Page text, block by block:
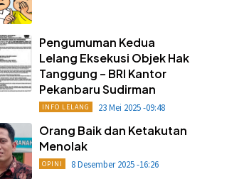
Pengumuman Kedua
Lelang Eksekusi Objek Hak
Tanggung – BRI Kantor
Pekanbaru Sudirman
INFO LELANG 23 Mei 2025 -09:48
Orang Baik dan Ketakutan
Menolak
OPINI 8 Desember 2025 -16:26